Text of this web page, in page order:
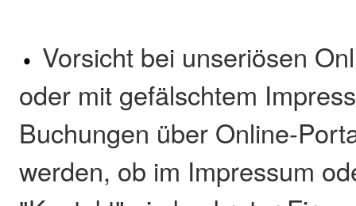
Vorsicht bei unseriösen
oder mit gefälschtem
Buchungen über Online-
werden, ob im Impressum